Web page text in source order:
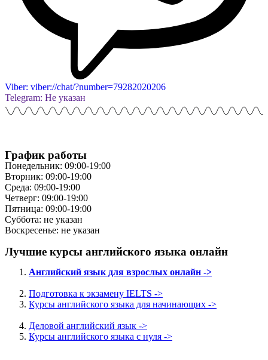
Viber: viber://chat/?number=79282020206
Telegram: Не указан
График работы
Понедельник: 09:00-19:00
Вторник: 09:00-19:00
Среда: 09:00-19:00
Четверг: 09:00-19:00
Пятница: 09:00-19:00
Суббота: не указан
Воскресенье: не указан
Лучшие курсы английского языка онлайн
Английский язык для взрослых онлайн ->
Подготовка к экзамену IELTS ->
Курсы английского языка для начинающих ->
Деловой английский язык ->
Курсы английского языка с нуля ->